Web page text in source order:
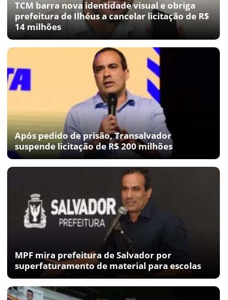
TCM barra nova identidade visual e obriga
prefeitura de Ilhéus a cancelar licitação de R$
14 milhões
Após pedido de prisão, Transalvador
suspende licitação de R$ 200 milhões
MPF mira prefeitura de Salvador por
superfaturamento de material para escolas